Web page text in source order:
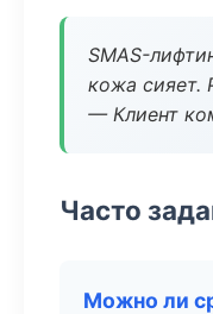
SMAS-
кожа сияет.
— Клиент
Часто
Можно ли